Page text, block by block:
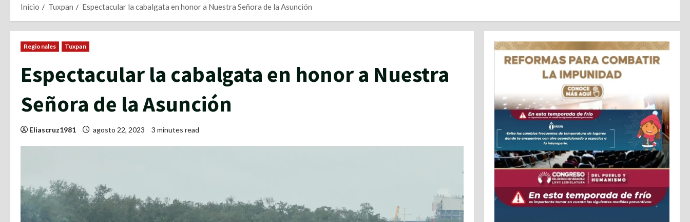
Inicio Tuxpan Espectacular la cabalgata en honor a Nuestra Señora de la Asunción
Regionales Tuxpan
Espectacular la cabalgata en honor a Nuestra
Señora de la Asunción
Eliascruz1981 agosto 22, 2023 3 minutes read